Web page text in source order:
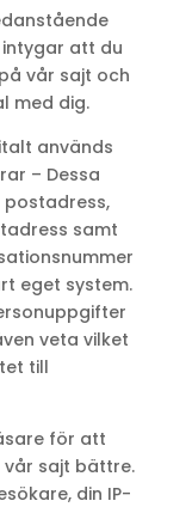
att du
vår sajt och
med dig.
används
– Dessa
postadress,
samt
eget system.
veta vilket
till
för att
sajt bättre.
din IP-